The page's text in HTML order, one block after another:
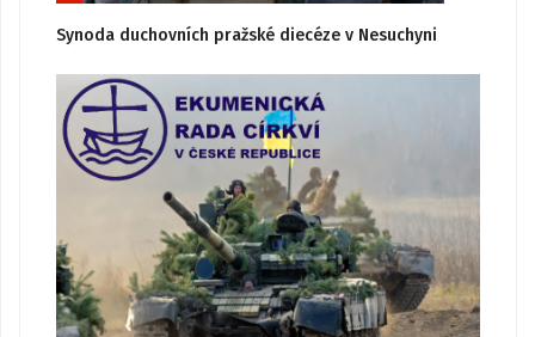
Synoda duchovních pražské diecéze v Nesuchyni